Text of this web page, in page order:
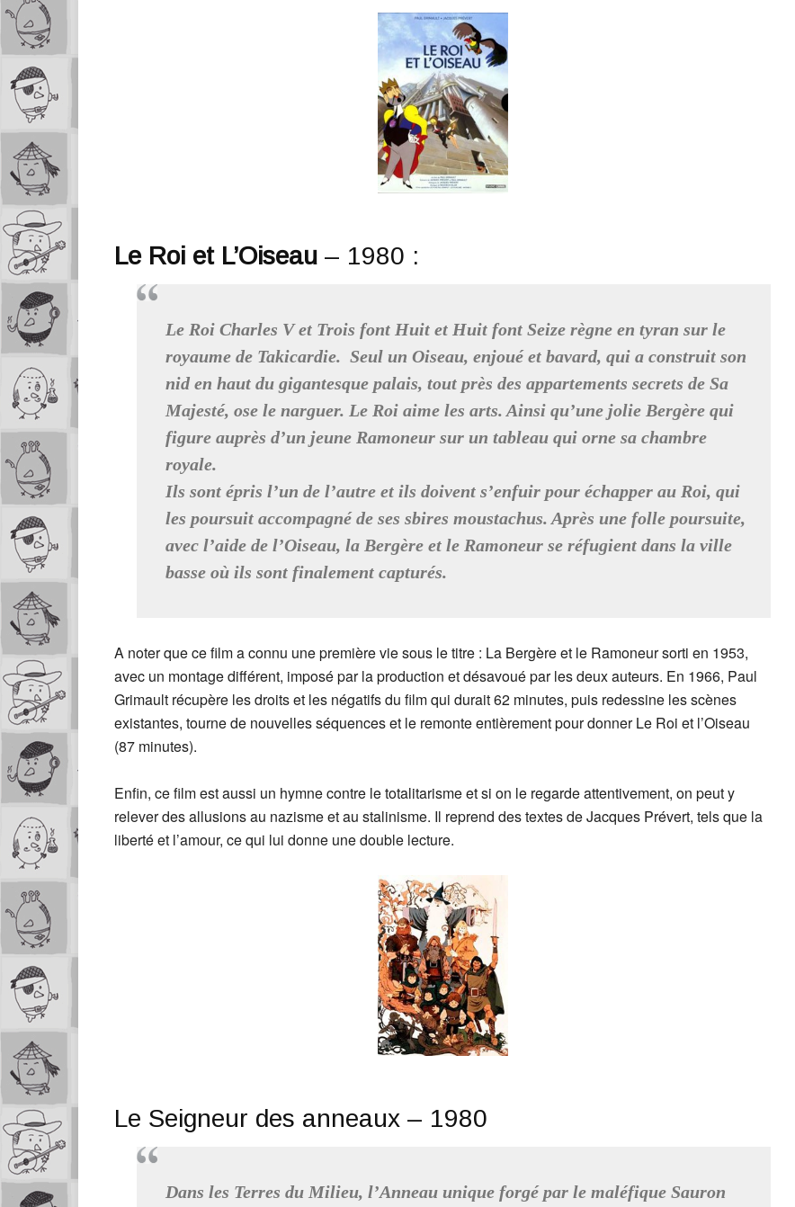
Le Roi et L’Oiseau – 1980 :
Le Roi Charles V et Trois font Huit et Huit font Seize règne en tyran sur le
royaume de Takicardie. Seul un Oiseau, enjoué et bavard, qui a construit son
nid en haut du gigantesque palais, tout près des appartements secrets de Sa
Majesté, ose le narguer. Le Roi aime les arts. Ainsi qu’une jolie Bergère qui
figure auprès d’un jeune Ramoneur sur un tableau qui orne sa chambre
royale.
Ils sont épris l’un de l’autre et ils doivent s’enfuir pour échapper au Roi, qui
les poursuit accompagné de ses sbires moustachus. Après une folle poursuite,
avec l’aide de l’Oiseau, la Bergère et le Ramoneur se réfugient dans la ville
basse où ils sont finalement capturés.
A noter que ce film a connu une première vie sous le titre : La Bergère et le Ramoneur sorti en 1953,
avec un montage différent, imposé par la production et désavoué par les deux auteurs. En 1966, Paul
Grimault récupère les droits et les négatifs du film qui durait 62 minutes, puis redessine les scènes
existantes, tourne de nouvelles séquences et le remonte entièrement pour donner Le Roi et l’Oiseau
(87 minutes).
Enfin, ce film est aussi un hymne contre le totalitarisme et si on le regarde attentivement, on peut y
relever des allusions au nazisme et au stalinisme. Il reprend des textes de Jacques Prévert, tels que la
liberté et l’amour, ce qui lui donne une double lecture.
Le Seigneur des anneaux – 1980
Dans les Terres du Milieu, l’Anneau unique forgé par le maléfique Sauron